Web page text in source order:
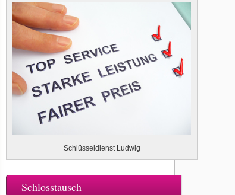
Schlüsseldienst Ludwig
Schlosstausch